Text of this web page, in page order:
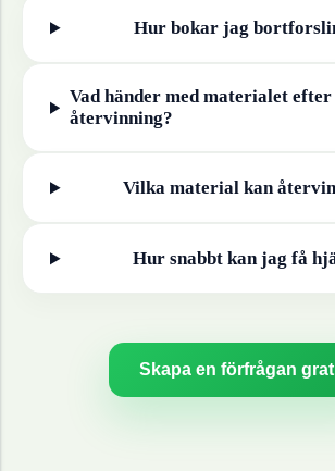
Hur bokar jag
Vad händer med materialet efter
återvinning?
Vilka material kan
Hur snabbt kan jag få
Skapa en förfrågan